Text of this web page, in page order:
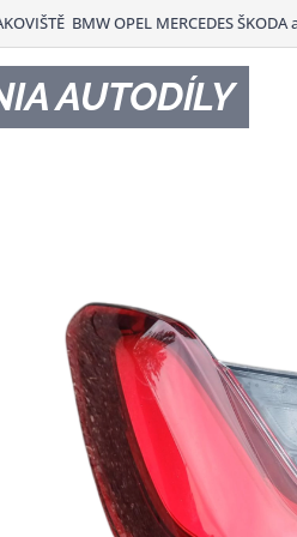
BMW OPEL MERCEDES ŠKODA
AUTODÍLY